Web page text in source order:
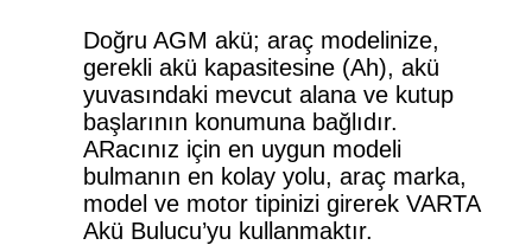
Doğru AGM akü; araç modelinize,
gerekli akü kapasitesine (Ah), akü
yuvasındaki mevcut alana ve kutup
başlarının konumuna bağlıdır.
ARacınız için en uygun modeli
bulmanın en kolay yolu, araç marka,
model ve motor tipinizi girerek VARTA
Akü Bulucu’yu kullanmaktır.